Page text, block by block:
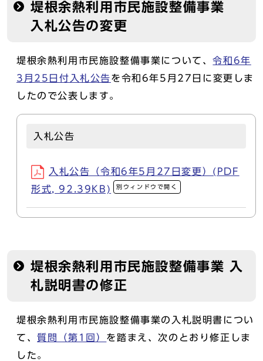
堤根余熱利用市民施設整備事業
入札公告の変更
堤根余熱利用市民施設整備事業について、令和6年
3月25日付入札公告を令和6年5月27日に変更しま
したので公表します。
入札公告
入札公告（令和6年5月27日変更）(PDF
形式, 92.39KB)
別ウィンドウで開く
堤根余熱利用市民施設整備事業 入
札説明書の修正
堤根余熱利用市民施設整備事業の入札説明書につい
て、質問（第1回） を踏まえ、次のとおり修正しま
した。